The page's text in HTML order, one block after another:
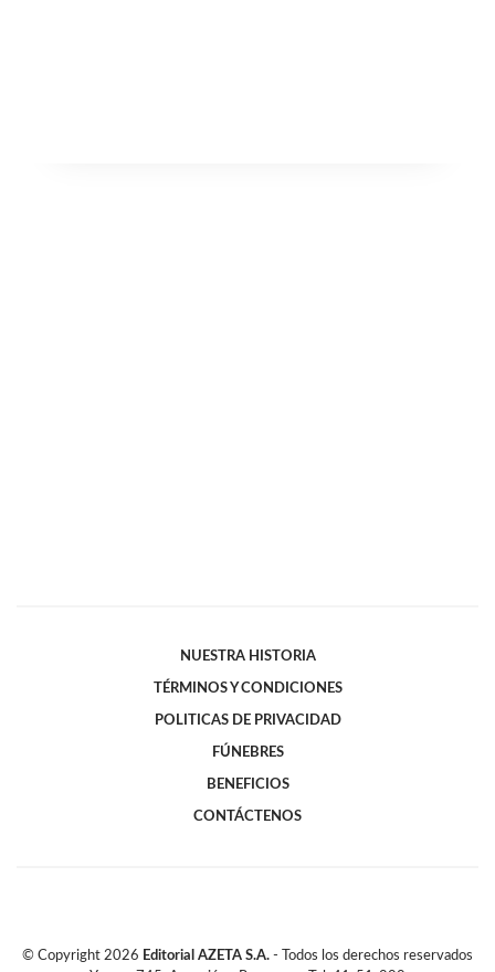
NUESTRA HISTORIA
TÉRMINOS Y CONDICIONES
POLITICAS DE PRIVACIDAD
FÚNEBRES
BENEFICIOS
CONTÁCTENOS
© Copyright 2026 Editorial AZETA S.A. - Todos los derechos reservados